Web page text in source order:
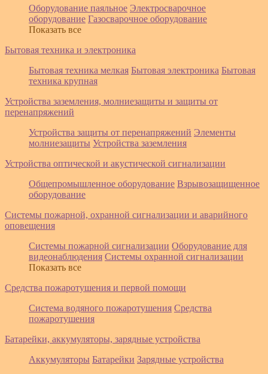
Оборудование паяльное Электросварочное
оборудование Газосварочное оборудование
Показать все
Бытовая техника и электроника
Бытовая техника мелкая Бытовая электроника Бытовая
техника крупная
Устройства заземления, молниезащиты и защиты от
перенапряжений
Устройства защиты от перенапряжений Элементы
молниезащиты Устройства заземления
Устройства оптической и акустической сигнализации
Общепромышленное оборудование Взрывозащищенное
оборудование
Системы пожарной, охранной сигнализации и аварийного
оповещения
Системы пожарной сигнализации Оборудование для
видеонаблюдения Системы охранной сигнализации
Показать все
Средства пожаротушения и первой помощи
Система водяного пожаротушения Средства
пожаротушения
Батарейки, аккумуляторы, зарядные устройства
Аккумуляторы Батарейки Зарядные устройства